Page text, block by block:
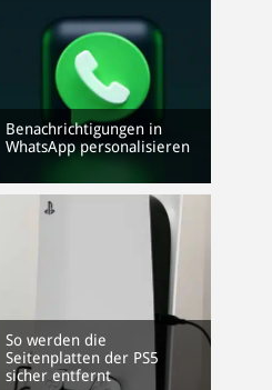
Benachrichtigungen in
WhatsApp personalisieren
So werden die
Seitenplatten der PS5
sicher entfernt